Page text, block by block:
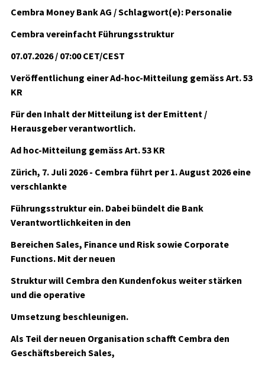
Cembra Money Bank AG / Schlagwort(e): Personalie
Cembra vereinfacht Führungsstruktur
07.07.2026 / 07:00 CET/CEST
Veröffentlichung einer Ad-hoc-Mitteilung gemäss Art. 53
KR
Für den Inhalt der Mitteilung ist der Emittent /
Herausgeber verantwortlich.
Ad hoc-Mitteilung gemäss Art. 53 KR
Zürich, 7. Juli 2026 - Cembra führt per 1. August 2026 eine
verschlankte
Führungsstruktur ein. Dabei bündelt die Bank
Verantwortlichkeiten in den
Bereichen Sales, Finance und Risk sowie Corporate
Functions. Mit der neuen
Struktur will Cembra den Kundenfokus weiter stärken
und die operative
Umsetzung beschleunigen.
Als Teil der neuen Organisation schafft Cembra den
Geschäftsbereich Sales,